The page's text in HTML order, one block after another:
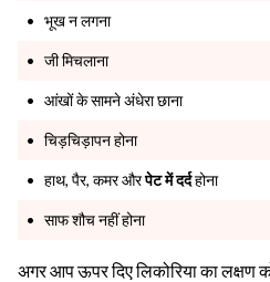
भूख न लगना
जी मिचलाना
आंखों के सामने अंधेरा छाना
चिड़चिड़ापन होना
हाथ, पैर, कमर औरपेट में दर्दहोना
साफ शौच नहीं होना
अगर आप ऊपर दिए लिकोरिया का लक्षण